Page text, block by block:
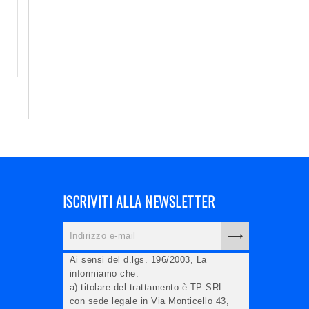
ISCRIVITI ALLA NEWSLETTER
Ai sensi del d.lgs. 196/2003, La
informiamo che:
a) titolare del trattamento è TP SRL
con sede legale in Via Monticello 43,